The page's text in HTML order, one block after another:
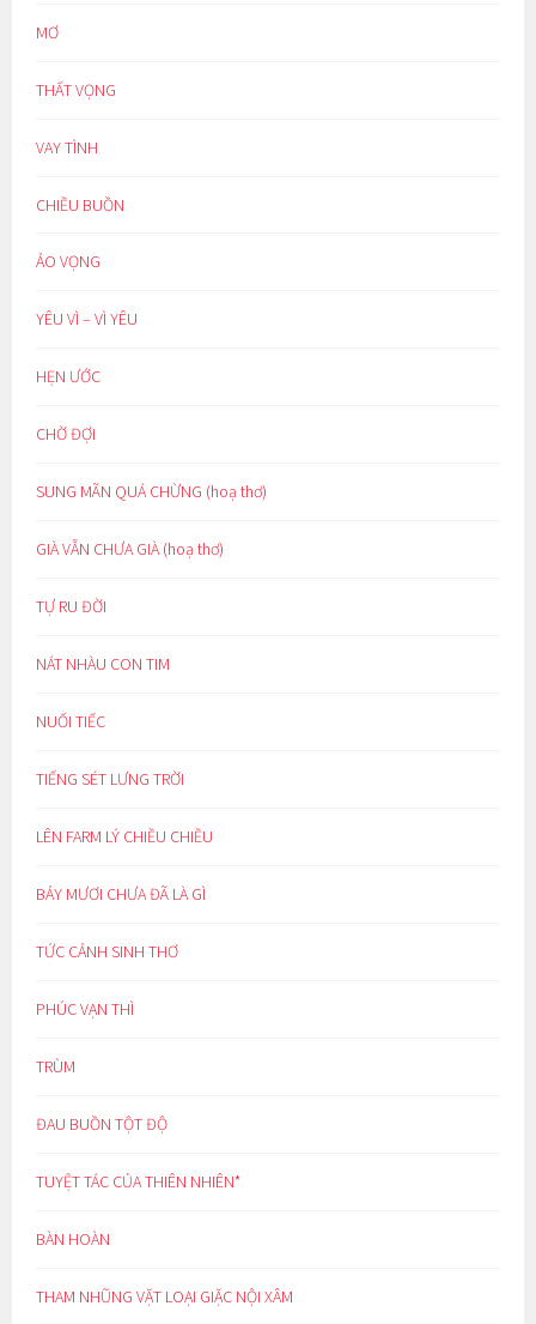
MƠ
THẤT VỌNG
VAY TÌNH
CHIỀU BUỒN
ẢO VỌNG
YÊU VÌ – VÌ YÊU
HẸN ƯỚC
CHỜ ĐỢI
SUNG MÃN QUÁ CHỪNG (hoạ thơ)
GIÀ VẪN CHƯA GIÀ (hoạ thơ)
TỰ RU ĐỜI
NÁT NHÀU CON TIM
NUỐI TIẾC
TIẾNG SÉT LƯNG TRỜI
LÊN FARM LÝ CHIỀU CHIỀU
BẢY MƯƠI CHƯA ĐÃ LÀ GÌ
TỨC CẢNH SINH THƠ
PHÚC VẠN THÌ
TRÙM
ĐAU BUỒN TỘT ĐỘ
TUYỆT TÁC CỦA THIÊN NHIÊN*
BÀN HOÀN
THAM NHŨNG VẶT LOẠI GIẶC NỘI XÂM